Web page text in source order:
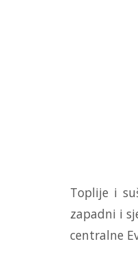
Toplije i
zapadni i
centralne